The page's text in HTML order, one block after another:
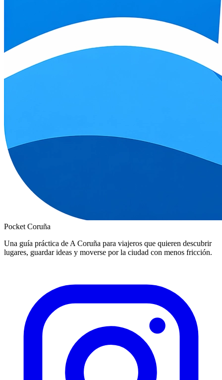
Pocket Coruña
Una guía práctica de A Coruña para viajeros que quieren descubrir
lugares, guardar ideas y moverse por la ciudad con menos fricción.